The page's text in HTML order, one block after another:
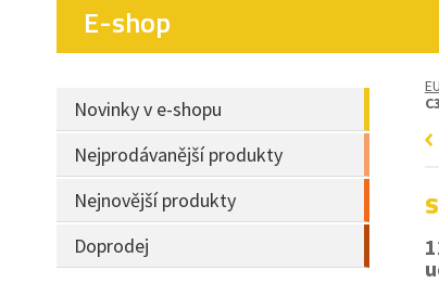
E-shop
Novinky v e-shopu
Nejprodávanější produkty
Nejnovější produkty
Doprodej